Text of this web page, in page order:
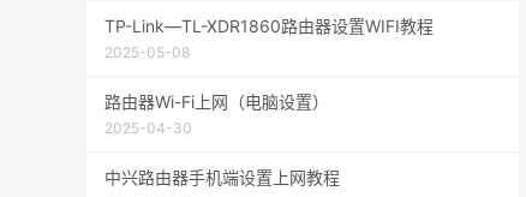
TP-Link—TL-XDR1860路由器设置WIFI教程
2025-05-08
路由器Wi-Fi上网（电脑设置）
2025-04-30
中兴路由器手机端设置上网教程